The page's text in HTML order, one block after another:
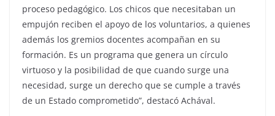
proceso pedagógico. Los chicos que necesitaban un
empujón reciben el apoyo de los voluntarios, a quienes
además los gremios docentes acompañan en su
formación. Es un programa que genera un círculo
virtuoso y la posibilidad de que cuando surge una
necesidad, surge un derecho que se cumple a través
de un Estado comprometido”, destacó Achával.